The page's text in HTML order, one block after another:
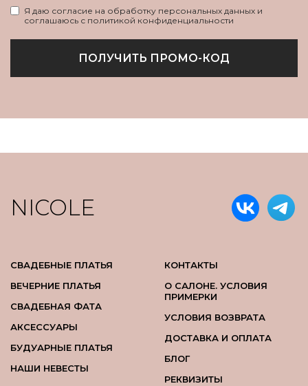
Я даю согласие на обработку персональных данных и
соглашаюсь с политикой конфиденциальности
ПОЛУЧИТЬ ПРОМО-КОД
NICOLE
СВАДЕБНЫЕ ПЛАТЬЯ
ВЕЧЕРНИЕ ПЛАТЬЯ
СВАДЕБНАЯ ФАТА
АКСЕССУАРЫ
БУДУАРНЫЕ ПЛАТЬЯ
НАШИ НЕВЕСТЫ
КОНТАКТЫ
О САЛОНЕ. УСЛОВИЯ
ПРИМЕРКИ
УСЛОВИЯ ВОЗВРАТА
ДОСТАВКА И ОПЛАТА
БЛОГ
РЕКВИЗИТЫ